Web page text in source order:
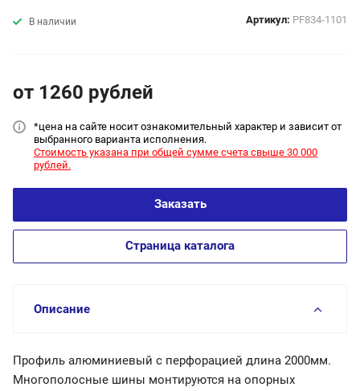
В наличии Артикул: PF834-1101
от 1260 рублей
*цена на сайте носит ознакомительный характер и зависит от
выбранного варианта исполнения.
Стоимость указана при общей сумме счета свыше 30 000
рублей.
Заказать
Страница каталога
Описание
Профиль алюминиевый с перфорацией длина 2000мм.
Многополосные шины монтируются на опорных